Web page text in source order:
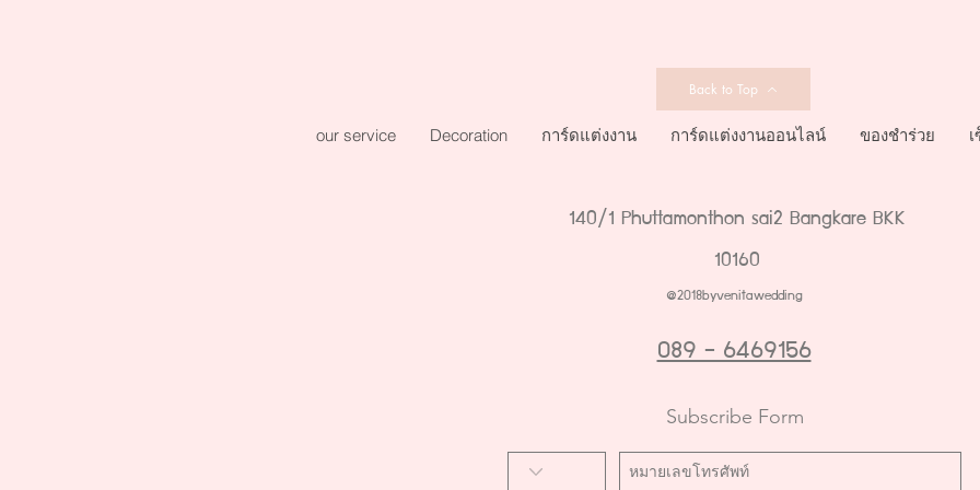
Back to Top
our service Decoration การ์ดแต่งงาน การ์ดแต่งงานออนไลน์ ของชำร่วย
140/1 Phuttamonthon sai2 Bangkare BKK
10160
@2018byvenitawedding
089 - 6469156
Subscribe Form